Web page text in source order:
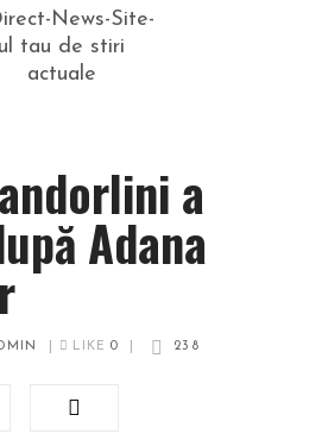
a
Adana
LIKE 0 238